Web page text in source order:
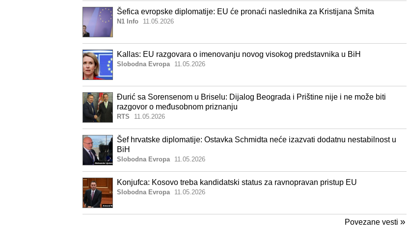
Šefica evropske diplomatije: EU će pronaći naslednika za Kristijana Šmita
N1 Info 11.05.2026
Kallas: EU razgovara o imenovanju novog visokog predstavnika u BiH
Slobodna Evropa 11.05.2026
Đurić sa Sorensenom u Briselu: Dijalog Beograda i Prištine nije i ne može biti
razgovor o međusobnom priznanju
RTS 11.05.2026
Šef hrvatske diplomatije: Ostavka Schmidta neće izazvati dodatnu nestabilnost u
BiH
Slobodna Evropa 11.05.2026
Konjufca: Kosovo treba kandidatski status za ravnopravan pristup EU
Slobodna Evropa 11.05.2026
Povezane vesti »